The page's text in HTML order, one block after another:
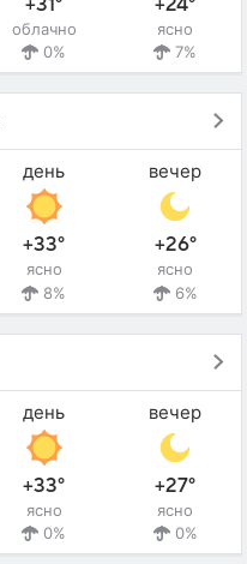
+31°
облачно
0%
+24°
ясно
7%
день
+33°
ясно
8%
вечер
+26°
ясно
6%
день
+33°
ясно
0%
вечер
+27°
ясно
0%